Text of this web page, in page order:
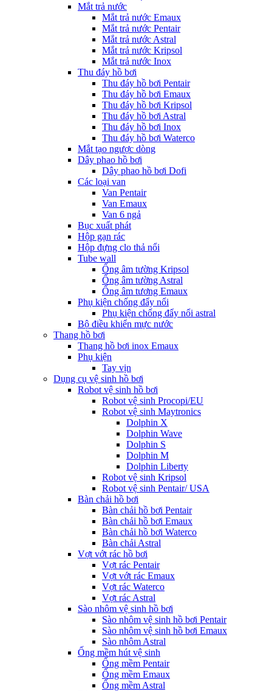
Mắt trả nước
Mắt trả nước Emaux
Mắt trả nước Pentair
Mắt trả nước Astral
Mắt trả nước Kripsol
Mắt trả nước Inox
Thu đáy hồ bơi
Thu đáy hồ bơi Pentair
Thu đáy hồ bơi Emaux
Thu đáy hồ bơi Kripsol
Thu đáy hồ bơi Astral
Thu đáy hồ bơi Inox
Thu đáy hồ bơi Waterco
Mắt tạo ngược dòng
Dây phao hồ bơi
Dây phao hồ bơi Dofi
Các loại van
Van Pentair
Van Emaux
Van 6 ngả
Bục xuất phát
Hộp gạn rác
Hộp đựng clo thả nổi
Tube wall
Ống âm tường Kripsol
Ống âm tường Astral
Ống âm tương Emaux
Phụ kiện chống đẩy nổi
Phụ kiện chống đẩy nổi astral
Bộ điều khiển mực nước
Thang hồ bơi
Thang hồ bơi inox Emaux
Phụ kiện
Tay vịn
Dụng cụ vệ sinh hồ bơi
Robot vệ sinh hồ bơi
Robot vệ sinh Procopi/EU
Robot vệ sinh Maytronics
Dolphin X
Dolphin Wave
Dolphin S
Dolphin M
Dolphin Liberty
Robot vệ sinh Kripsol
Robot vệ sinh Pentair/ USA
Bàn chải hồ bơi
Bàn chải hồ bơi Pentair
Bàn chải hồ bơi Emaux
Bàn chải hồ bơi Waterco
Bàn chải Astral
Vợt vớt rác hồ bơi
Vợt rác Pentair
Vợt vớt rác Emaux
Vợt rác Waterco
Vợt rác Astral
Sào nhôm vệ sinh hồ bơi
Sào nhôm vệ sinh hồ bơi Pentair
Sào nhôm vệ sinh hồ bơi Emaux
Sào nhôm Astral
Ống mềm hút vệ sinh
Ống mềm Pentair
Ống mềm Emaux
Ống mềm Astral